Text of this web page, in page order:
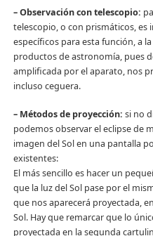
– Observación con telescopio:
telescopio, o con prismáticos,
específicos para esta función, a
productos de astronomía, pues
amplificada por el aparato, nos
incluso ceguera.
– Métodos de proyección: si no
podemos observar el eclipse de
imagen del Sol en una pantalla
existentes:
El más sencillo es hacer un
que la luz del Sol pase por el
que nos aparecerá proyectada,
Sol. Hay que remarcar que lo
proyectada en la segunda